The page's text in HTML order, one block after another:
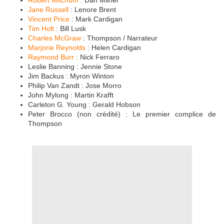
Jane Russell : Lenore Brent
Vincent Price : Mark Cardigan
Tim Holt : Bill Lusk
Charles McGraw : Thompson / Narrateur
Marjorie Reynolds : Helen Cardigan
Raymond Burr : Nick Ferraro
Leslie Banning : Jennie Stone
Jim Backus : Myron Winton
Philip Van Zandt : Jose Morro
John Mylong : Martin Krafft
Carleton G. Young : Gerald Hobson
Peter Brocco (non crédité) : Le premier complice de
Thompson